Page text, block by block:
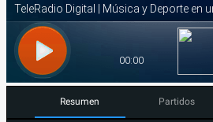
Resumen Partidos